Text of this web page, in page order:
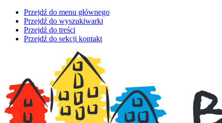
Przejdź do menu głównego
Przejdź do wyszukiwarki
Przejdź do treści
Przejdź do sekcji kontakt